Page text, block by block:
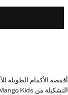
أقمصة الأكمام